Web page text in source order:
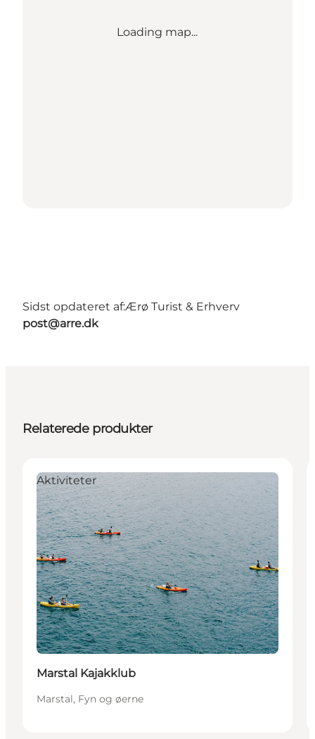
Loading map...
Sidst opdateret af:Ærø Turist & Erhverv
post@arre.dk
Relaterede produkter
Aktiviteter
Marstal Kajakklub
Marstal, Fyn og øerne